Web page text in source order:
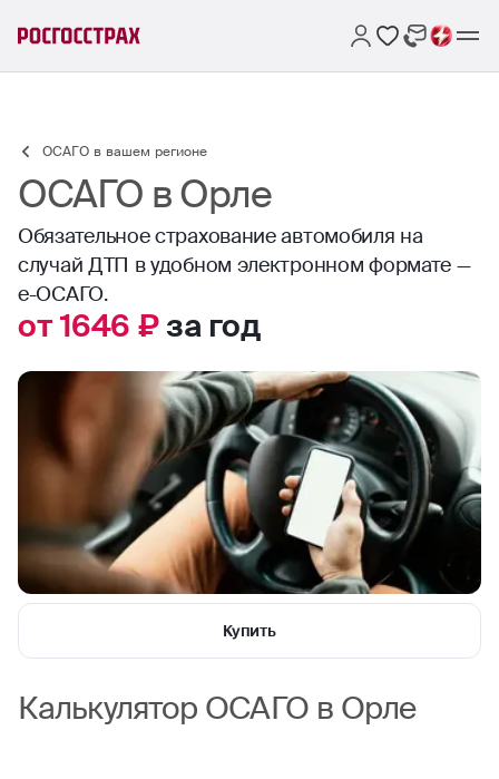
ОСАГО в вашем регионе
ОСАГО в Орле
Обязательное страхование автомобиля на
случай ДТП в удобном электронном формате —
е-ОСАГО.
от 1646 ₽за год
Купить
Калькулятор ОСАГО в Орле